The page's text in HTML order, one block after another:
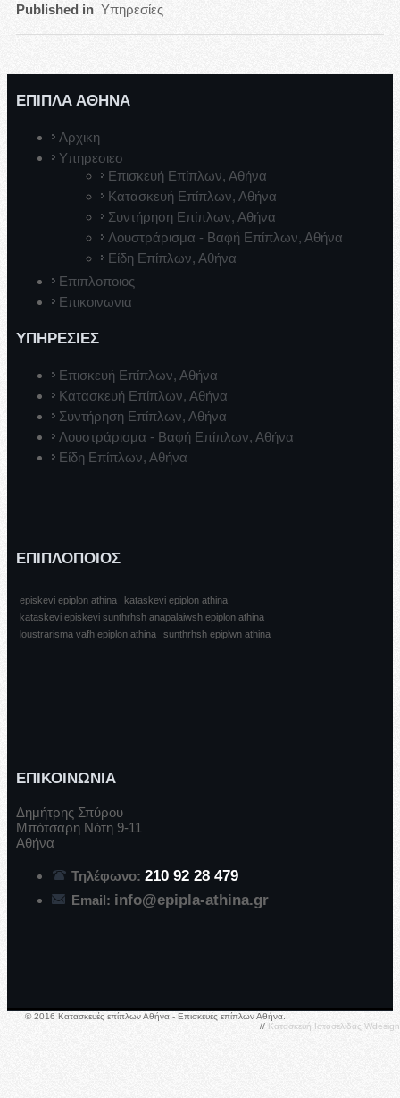
Published in Υπηρεσίες
ΕΠΙΠΛΑ ΑΘΗΝΑ
Αρχικη
Υπηρεσιεσ
Επισκευή Επίπλων, Αθήνα
Κατασκευή Επίπλων, Αθήνα
Συντήρηση Επίπλων, Αθήνα
Λουστράρισμα - Βαφή Επίπλων, Αθήνα
Είδη Επίπλων, Αθήνα
Επιπλοποιος
Επικοινωνια
ΥΠΗΡΕΣΙΕΣ
Επισκευή Επίπλων, Αθήνα
Κατασκευή Επίπλων, Αθήνα
Συντήρηση Επίπλων, Αθήνα
Λουστράρισμα - Βαφή Επίπλων, Αθήνα
Είδη Επίπλων, Αθήνα
ΕΠΙΠΛΟΠΟΙΟΣ
episkevi epiplon athina
kataskevi epiplon athina
kataskevi episkevi sunthrhsh anapalaiwsh epiplon athina
loustrarisma vafh epiplon athina
sunthrhsh epiplwn athina
ΕΠΙΚΟΙΝΩΝΙΑ
Δημήτρης Σπύρου
Μπότσαρη Νότη 9-11
Αθήνα
Τηλέφωνο: 210 92 28 479
Email: info@epipla-athina.gr
© 2016 Κατασκευές επίπλων Αθήνα - Επισκευές επίπλων Αθήνα.
// Κατασκευή Ιστοσελίδας